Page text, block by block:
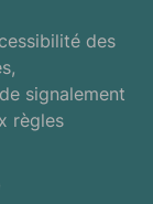
des
signalement
règles